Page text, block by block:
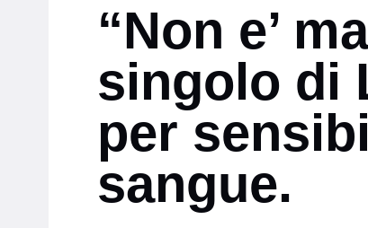
“Non e’
singolo di
per
sangue.